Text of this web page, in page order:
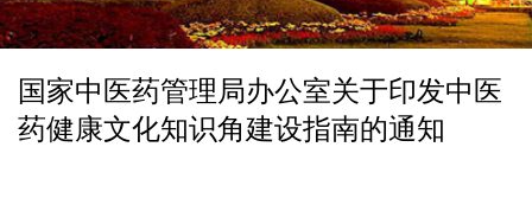
连锁加盟
案例分享
国家中医药管理局办公室关于印发中医
药健康文化知识角建设指南的通知